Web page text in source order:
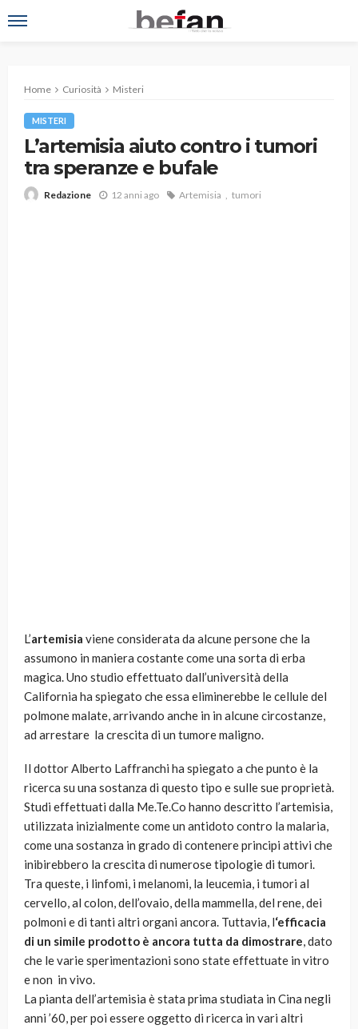
Home Curiosità Misteri
MISTERI
L’artemisia aiuto contro i tumori
tra speranze e bufale
Redazione 12 anni ago Artemisia tumori
L’artemisia viene considerata da alcune persone che la
assumono in maniera costante come una sorta di erba
magica. Uno studio effettuato dall’università della
California ha spiegato che essa eliminerebbe le cellule del
polmone malate, arrivando anche in in alcune circostanze,
ad arrestare la crescita di un tumore maligno.
Il dottor Alberto Laffranchi ha spiegato a che punto è la
ricerca su una sostanza di questo tipo e sulle sue proprietà.
Studi effettuati dalla Me.Te.Co hanno descritto l’artemisia,
utilizzata inizialmente come un antidoto contro la malaria,
come una sostanza in grado di contenere principi attivi che
inibirebbero la crescita di numerose tipologie di tumori.
Tra queste, i linfomi, i melanomi, la leucemia, i tumori al
cervello, al colon, dell’ovaio, della mammella, del rene, dei
polmoni e di tanti altri organi ancora. Tuttavia, l‘efficacia
di un simile prodotto è ancora tutta da dimostrare, dato
che le varie sperimentazioni sono state effettuate in vitro
e non in vivo.
La pianta dell’artemisia è stata prima studiata in Cina negli
anni ’60, per poi essere oggetto di ricerca in vari altri